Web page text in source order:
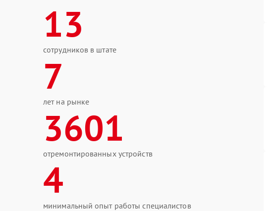
13
сотрудников в штате
7
лет на рынке
3601
отремонтированных устройств
4
минимальный опыт работы специалистов